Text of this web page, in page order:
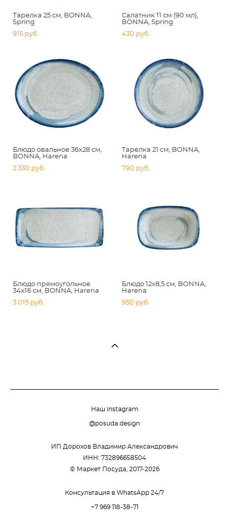
Тарелка 25 см, BONNA,
Spring
915 pуб.
Салатник 11 см (90 мл),
BONNA, Spring
430 pуб.
Блюдо овальное 36х28 см,
BONNA, Harena
2 330 pуб.
Тарелка 21 см, BONNA,
Harena
790 pуб.
Блюдо прямоугольное
34х16 см, BONNA, Harena
3 015 pуб.
Блюдо 12х8,5 см, BONNA,
Harena
950 pуб.
Наш instagram
@posuda.design
ИП Дорохов Владимир Александрович
ИНН: 732896658504
© Маркет Посуда, 2017-2026
Консультация в WhatsApp 24/7
+7 969 118-38-71